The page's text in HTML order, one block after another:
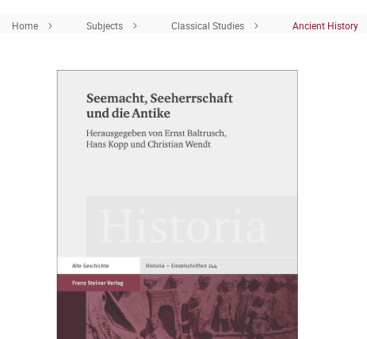
Home Subjects Classical Studies Ancient History